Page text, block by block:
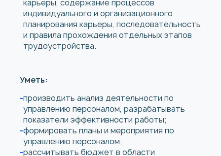
карьеры, содержание процессов
индивидуального и организационного
планирования карьеры, последовательность
и правила прохождения отдельных этапов
трудоустройства.
Уметь:
производить анализ деятельности по
управлению персоналом, разрабатывать
показатели эффективности работы;
формировать планы и мероприятия по
управлению персоналом;
рассчитывать бюджет в области